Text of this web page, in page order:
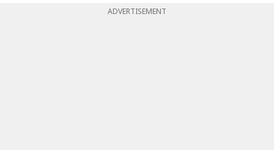
ADVERTISEMENT